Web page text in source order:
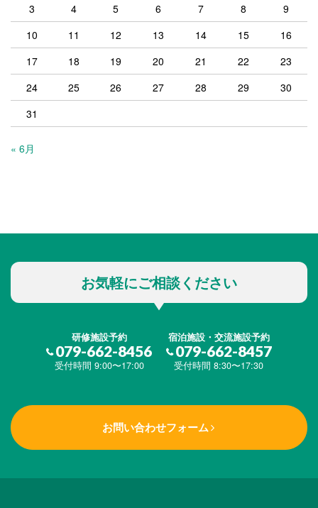
3
4 5 6 7 8
9
10
11 12 13 14 15
16
17
18 19 20 21 22
23
24
25 26 27 28 29
30
31
« 6月
お気軽にご相談ください
研修施設予約
079-662-8456
受付時間 9:00〜17:00
宿泊施設・交流施設予約
079-662-8457
受付時間 8:30〜17:30
お問い合わせフォーム